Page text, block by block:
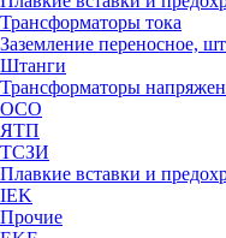
Трансформаторы тока
Заземление переносное,
Штанги
Трансформаторы
ОСО
ЯТП
ТСЗИ
Плавкие вставки и
IEK
Прочие